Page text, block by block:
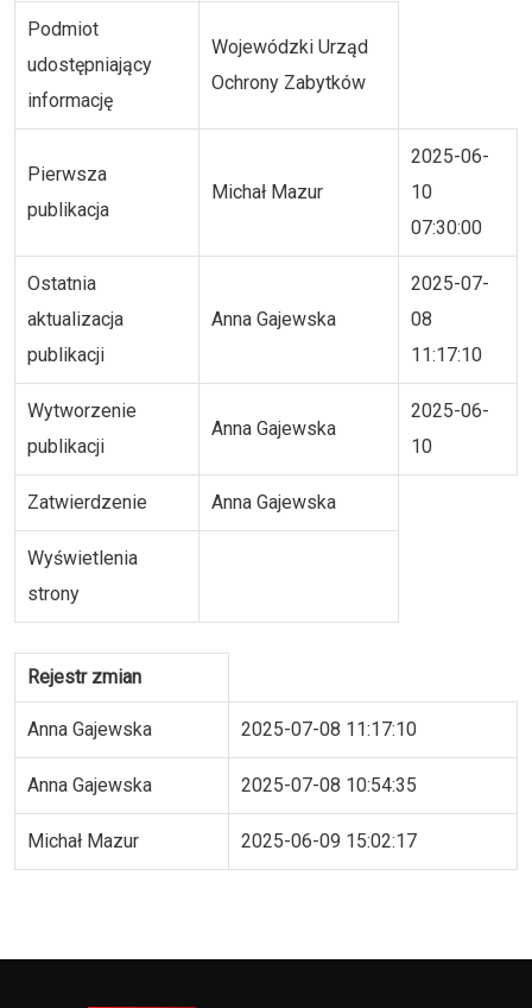
Podmiot
udostępniający
informację
Wojewódzki Urząd
Ochrony Zabytków
Pierwsza
publikacja
Michał Mazur
2025-06-
10
07:30:00
Ostatnia
aktualizacja
publikacji
Anna Gajewska
2025-07-
08
11:17:10
Wytworzenie
publikacji
Anna Gajewska
2025-06-
10
Zatwierdzenie Anna Gajewska
Wyświetlenia
strony
Rejestr zmian
Anna Gajewska 2025-07-08 11:17:10
Anna Gajewska 2025-07-08 10:54:35
Michał Mazur 2025-06-09 15:02:17